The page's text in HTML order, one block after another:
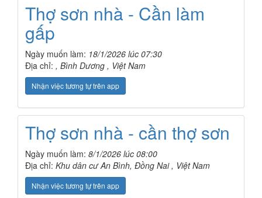
Thợ sơn nhà - Cần làm
gấp
Ngày muốn làm: 18/1/2026 lúc 07:30
Địa chỉ: , Bình Dương , Việt Nam
Nhận việc tương tự trên app
Thợ sơn nhà - cần thợ sơn
Ngày muốn làm: 8/1/2026 lúc 08:00
Địa chỉ: Khu dân cư An Bình, Đồng Nai , Việt Nam
Nhận việc tương tự trên app